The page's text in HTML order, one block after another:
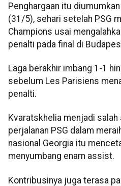
Penghargaan itu diumumkan
(31/5), sehari setelah PSG
Champions usai
penalti pada final di
Laga berakhir imbang 1-1
sebelum Les Parisiens
penalti.
Kvaratskhelia menjadi
perjalanan PSG dalam
nasional Georgia itu
menyumbang enam assist.
Kontribusinya juga terasa